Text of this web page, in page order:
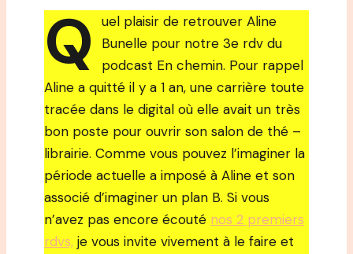
Q
uel plaisir de retrouver Aline
Bunelle pour notre 3e rdv du
podcast En chemin. Pour rappel
Aline a quitté il y a 1 an, une carrière toute
tracée dans le digital où elle avait un très
bon poste pour ouvrir son salon de thé –
librairie. Comme vous pouvez l’imaginer la
période actuelle a imposé à Aline et son
associé d’imaginer un plan B. Si vous
n’avez pas encore écouté nos 2 premiers
rdvs, je vous invite vivement à le faire et